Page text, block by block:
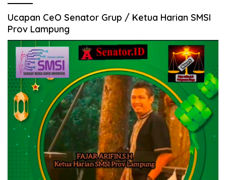
Ucapan CeO Senator Grup / Ketua Harian SMSI
Prov Lampung